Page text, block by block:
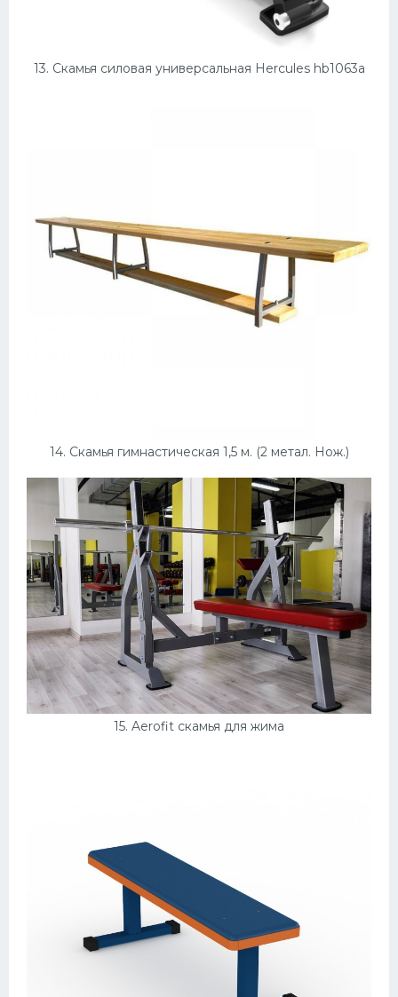
13. Скамья силовая универсальная Hercules hb1063a
14. Скамья гимнастическая 1,5 м. (2 метал. Нож.)
15. Aerofit скамья для жима